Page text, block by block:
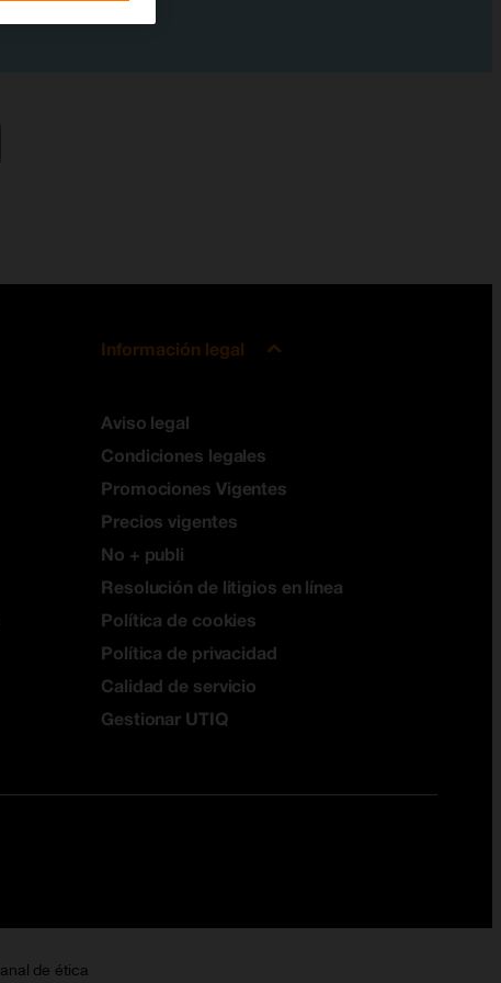
Información legal
Aviso legal
Condiciones legales
Promociones Vigentes
Precios vigentes
No + publi
Resolución de litigios en línea
Política de cookies
Política de privacidad
Calidad de servicio
Gestionar UTIQ
de ética